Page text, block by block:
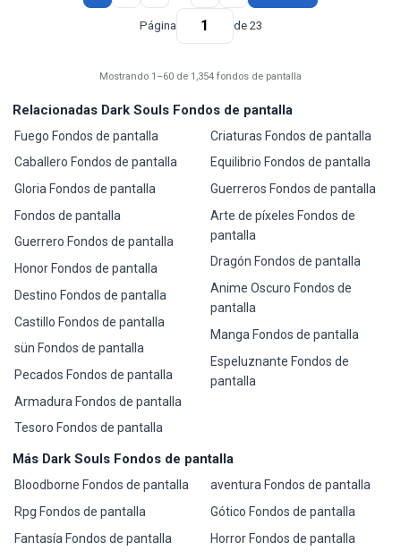
Página de 23
Mostrando 1–60 de 1,354 fondos de pantalla
Relacionadas Dark Souls Fondos de pantalla
Fuego Fondos de pantalla
Caballero Fondos de pantalla
Gloria Fondos de pantalla
Fondos de pantalla
Guerrero Fondos de pantalla
Honor Fondos de pantalla
Destino Fondos de pantalla
Castillo Fondos de pantalla
sün Fondos de pantalla
Pecados Fondos de pantalla
Armadura Fondos de pantalla
Tesoro Fondos de pantalla
Criaturas Fondos de pantalla
Equilibrio Fondos de pantalla
Guerreros Fondos de pantalla
Arte de píxeles Fondos de
pantalla
Dragón Fondos de pantalla
Anime Oscuro Fondos de
pantalla
Manga Fondos de pantalla
Espeluznante Fondos de
pantalla
Más Dark Souls Fondos de pantalla
Bloodborne Fondos de pantalla
Rpg Fondos de pantalla
Fantasía Fondos de pantalla
aventura Fondos de pantalla
Gótico Fondos de pantalla
Horror Fondos de pantalla